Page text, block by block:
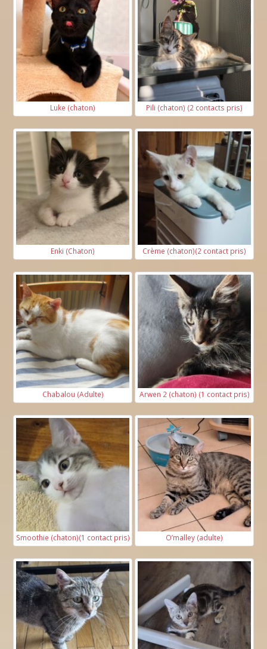
Balcon sécurisé ?
Surface en m2:
Terrasse clôturée ?
Surface en m2:
Quel âge avez-vous* ?
Vous vivez :
Seul(e)
En colocation
Avec vos parents
Avec un conjoint
Avec des enfants
Si vous vivez avec des enfants, combien sont-
ils et quel âge ont-ils ?
Avez-vous déjà eu un chat ?*
Avez-vous des animaux actuellement ? Si oui,
lesquels ?
Luke (chaton) Pili (chaton) (2 contacts pris)
Enki (Chaton) Crème (chaton)(2 contact pris)
Chabalou (Adulte) Arwen 2 (chaton) (1 contact pris)
Smoothie (chaton)(1 contact pris) O’malley (adulte)